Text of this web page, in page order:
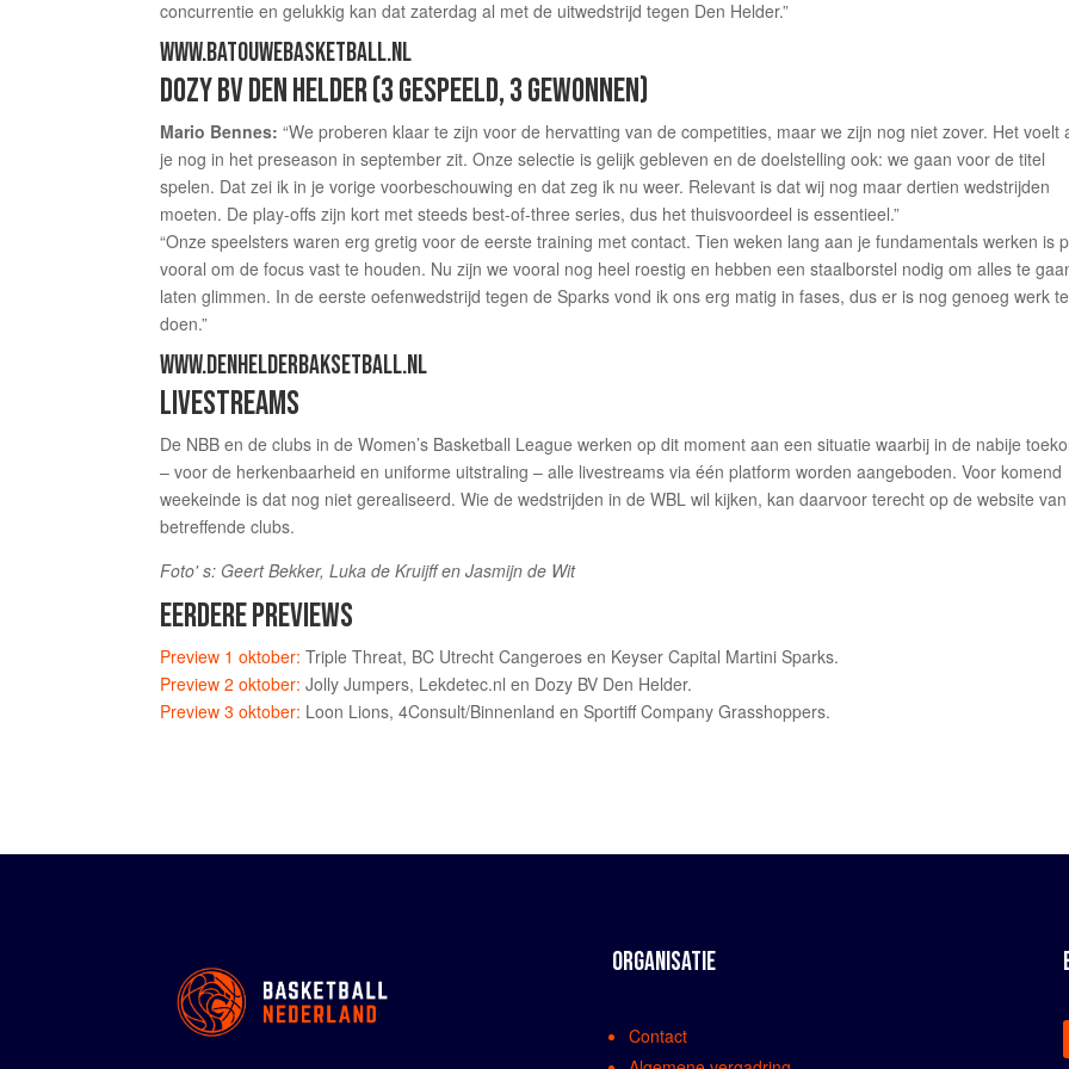
concurrentie en gelukkig kan dat zaterdag al met de uitwedstrijd tegen Den Helder.”
WWW.BATOUWEBASKETBALL.NL
DOZY BV DEN HELDER (3 GESPEELD, 3 GEWONNEN)
Mario Bennes: “We proberen klaar te zijn voor de hervatting van de competities, maar we zijn nog niet zover. Het voelt
je nog in het preseason in september zit. Onze selectie is gelijk gebleven en de doelstelling ook: we gaan voor de titel
spelen. Dat zei ik in je vorige voorbeschouwing en dat zeg ik nu weer. Relevant is dat wij nog maar dertien wedstrijden
moeten. De play-offs zijn kort met steeds best-of-three series, dus het thuisvoordeel is essentieel.”
“Onze speelsters waren erg gretig voor de eerste training met contact. Tien weken lang aan je fundamentals werken is
vooral om de focus vast te houden. Nu zijn we vooral nog heel roestig en hebben een staalborstel nodig om alles te
laten glimmen. In de eerste oefenwedstrijd tegen de Sparks vond ik ons erg matig in fases, dus er is nog genoeg werk te
doen.”
WWW.DENHELDERBAKSETBALL.NL
LIVESTREAMS
De NBB en de clubs in de Women’s Basketball League werken op dit moment aan een situatie waarbij in de nabije
– voor de herkenbaarheid en uniforme uitstraling – alle livestreams via één platform worden aangeboden. Voor komend
weekeinde is dat nog niet gerealiseerd. Wie de wedstrijden in de WBL wil kijken, kan daarvoor terecht op de website
betreffende clubs.
Foto' s: Geert Bekker, Luka de Kruijff en Jasmijn de Wit
EERDERE PREVIEWS
Preview 1 oktober: Triple Threat, BC Utrecht Cangeroes en Keyser Capital Martini Sparks.
Preview 2 oktober: Jolly Jumpers, Lekdetec.nl en Dozy BV Den Helder.
Preview 3 oktober: Loon Lions, 4Consult/Binnenland en Sportiff Company Grasshoppers.
ORGANISATIE
Contact